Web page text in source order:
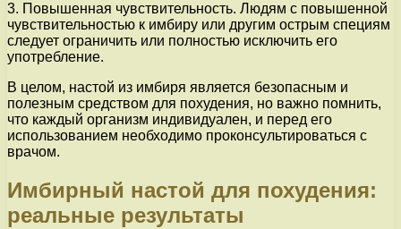
3. Повышенная чувствительность. Людям с повышенной
чувствительностью к имбиру или другим острым специям
следует ограничить или полностью исключить его
употребление.
В целом, настой из имбиря является безопасным и
полезным средством для похудения, но важно помнить,
что каждый организм индивидуален, и перед его
использованием необходимо проконсультироваться с
врачом.
Имбирный настой для похудения:
реальные результаты